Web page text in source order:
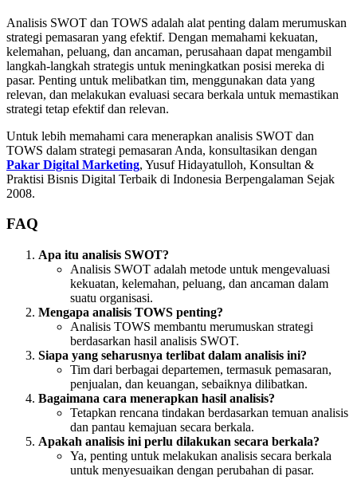
Analisis SWOT dan TOWS adalah alat penting dalam merumuskan
strategi pemasaran yang efektif. Dengan memahami kekuatan,
kelemahan, peluang, dan ancaman, perusahaan dapat mengambil
langkah-langkah strategis untuk meningkatkan posisi mereka di
pasar. Penting untuk melibatkan tim, menggunakan data yang
relevan, dan melakukan evaluasi secara berkala untuk memastikan
strategi tetap efektif dan relevan.
Untuk lebih memahami cara menerapkan analisis SWOT dan
TOWS dalam strategi pemasaran Anda, konsultasikan dengan
Pakar Digital Marketing, Yusuf Hidayatulloh, Konsultan &
Praktisi Bisnis Digital Terbaik di Indonesia Berpengalaman Sejak
2008.
FAQ
Apa itu analisis SWOT?
Analisis SWOT adalah metode untuk mengevaluasi
kekuatan, kelemahan, peluang, dan ancaman dalam
suatu organisasi.
Mengapa analisis TOWS penting?
Analisis TOWS membantu merumuskan strategi
berdasarkan hasil analisis SWOT.
Siapa yang seharusnya terlibat dalam analisis ini?
Tim dari berbagai departemen, termasuk pemasaran,
penjualan, dan keuangan, sebaiknya dilibatkan.
Bagaimana cara menerapkan hasil analisis?
Tetapkan rencana tindakan berdasarkan temuan analisis
dan pantau kemajuan secara berkala.
Apakah analisis ini perlu dilakukan secara berkala?
Ya, penting untuk melakukan analisis secara berkala
untuk menyesuaikan dengan perubahan di pasar.